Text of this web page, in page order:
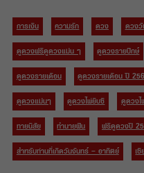
การเงิน ความรัก ดวง ดวง
ดูดวงฟรีดูดวงแม่น ๆ
ดูดวงรายปักษ์
ดูดวงรายเดือน
ดูดวงรายเดือน ปี
ดูดวงแม่นๆ
ดูดวงไพ่ยิบซี ดูดวง
ทายนิสัย
ทำนายฝัน ฟรีดูดวงปี
สำหรับท่านที่เกิดวันจันทร์ – อาทิตย์
เ